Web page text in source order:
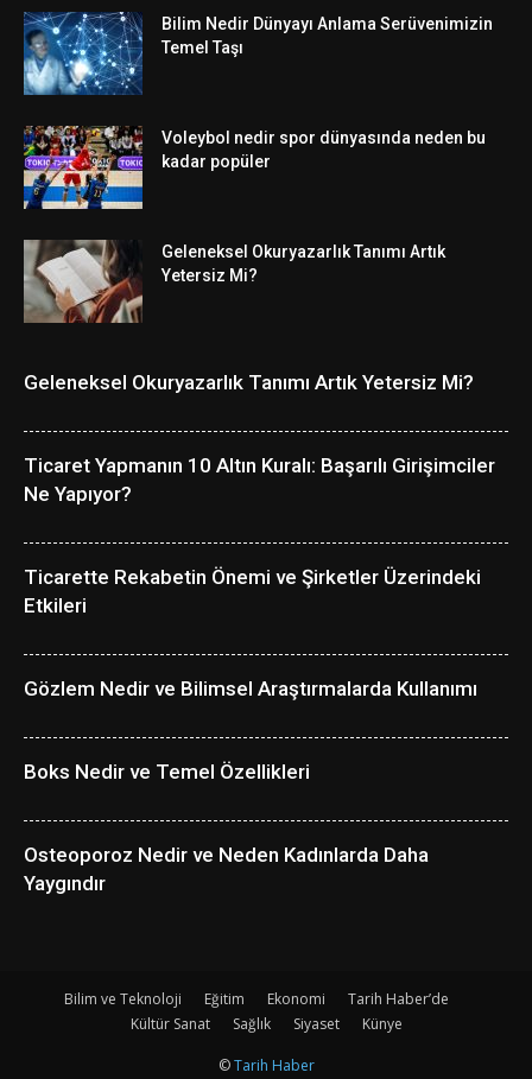
Bilim Nedir Dünyayı Anlama Serüvenimizin
Temel Taşı
Voleybol nedir spor dünyasında neden bu
kadar popüler
Geleneksel Okuryazarlık Tanımı Artık
Yetersiz Mi?
Geleneksel Okuryazarlık Tanımı Artık Yetersiz Mi?
Ticaret Yapmanın 10 Altın Kuralı: Başarılı Girişimciler
Ne Yapıyor?
Ticarette Rekabetin Önemi ve Şirketler Üzerindeki
Etkileri
Gözlem Nedir ve Bilimsel Araştırmalarda Kullanımı
Boks Nedir ve Temel Özellikleri
Osteoporoz Nedir ve Neden Kadınlarda Daha
Yaygındır
Bilim ve Teknoloji Eğitim Ekonomi
Tarih Haber’de
Kültür Sanat
Sağlık Siyaset Künye
©Tarih Haber